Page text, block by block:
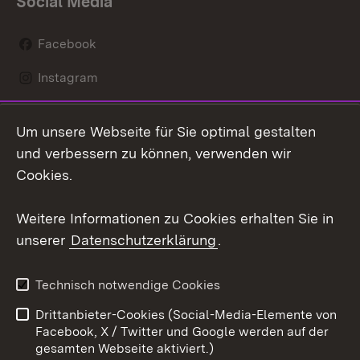
Facebook
Instagram
Social Wall
Youtube
Kontakt
Datenschutz
Barrierefreiheit
Impressum Cookies
Um unsere Webseite für Sie optimal gestalten
und verbessern zu können, verwenden wir
Cookies.
Weitere Informationen zu Cookies erhalten Sie in
unserer Datenschutzerklärung.
Technisch notwendige Cookies
Drittanbieter-Cookies (Social-Media-Elemente von
Facebook, X / Twitter und Google werden auf der
gesamten Webseite aktiviert.)